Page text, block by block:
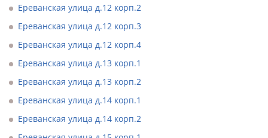
Ереванская улица д.12 корп.2
Ереванская улица д.12 корп.3
Ереванская улица д.12 корп.4
Ереванская улица д.13 корп.1
Ереванская улица д.13 корп.2
Ереванская улица д.14 корп.1
Ереванская улица д.14 корп.2